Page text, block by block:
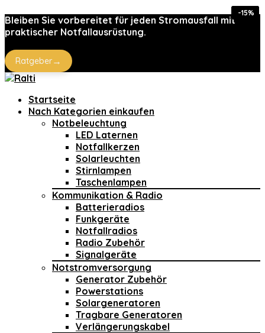
Bleiben Sie vorbereitet für jeden Stromausfall mit
praktischer Notfallausrüstung.
Ratgeber→
Startseite
Nach Kategorien einkaufen
Notbeleuchtung
LED Laternen
Notfallkerzen
Solarleuchten
Stirnlampen
Taschenlampen
Kommunikation & Radio
Batterieradios
Funkgeräte
Notfallradios
Radio Zubehör
Signalgeräte
Notstromversorgung
Generator Zubehör
Powerstations
Solargeneratoren
Tragbare Generatoren
Verlängerungskabel
-35%
-35%
-33%
-15%
-15%